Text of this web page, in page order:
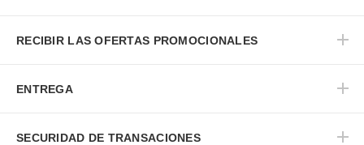
RECIBIR LAS OFERTAS PROMOCIONALES
ENTREGA
SECURIDAD DE TRANSACIONES